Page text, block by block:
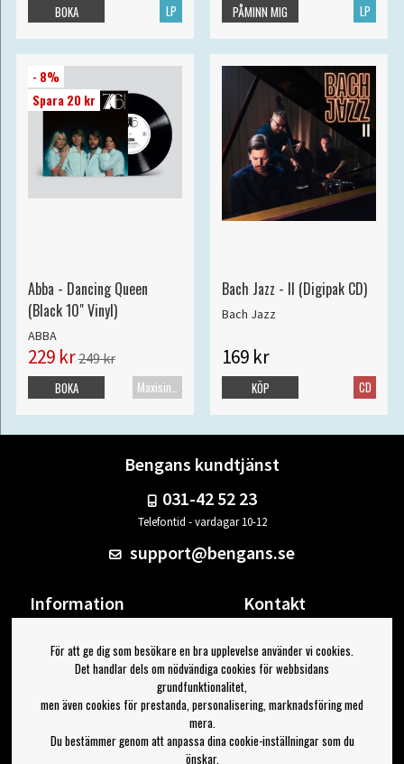
LP
BOKA LP
PÅMINN MIG
- 8%
Spara 20 kr
Abba - Dancing Queen
(Black 10" Vinyl)
ABBA
229 kr249 kr
Maxisingel
BOKA
Bach Jazz - II (Digipak CD)
Bach Jazz
169 kr
CD
KÖP
Bengans kundtjänst
031-42 52 23
Telefontid - vardagar 10-12
support@bengans.se
Information
Om Bengans
FAQ / Köp- & Leveransvillkor
Kontakt
Din sida
Logga ut
Jag vill ha tips från Bengans
För att ge dig som besökare en bra upplevelse använder vi cookies.
Det handlar dels om nödvändiga cookies för webbsidans
grundfunktionalitet,
men även cookies för prestanda, personalisering, marknadsföring med
mera.
Du bestämmer genom att anpassa dina cookie-inställningar som du
önskar.